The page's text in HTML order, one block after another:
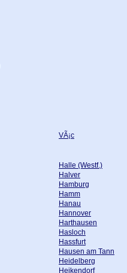
VÃ¡c
Halle (Westf.)
Halver
Hamburg
Hamm
Hanau
Hannover
Harthausen
Hasloch
Hassfurt
Hausen am Tann
Heidelberg
Heikendorf